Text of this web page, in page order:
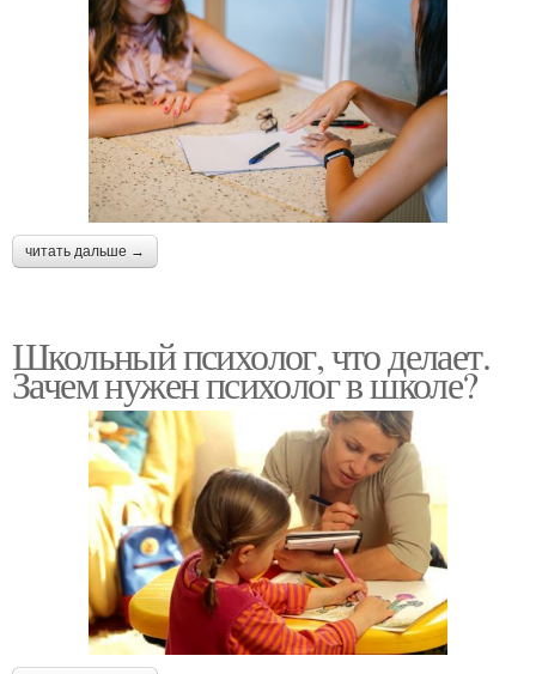
читать дальше →
Школьный психолог, что делает.
Зачем нужен психолог в школе?